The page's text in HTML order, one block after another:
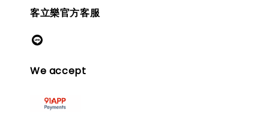
客立樂官方客服
We accept